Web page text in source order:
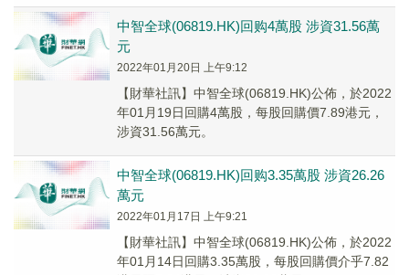
中智全球(06819.HK)回购4萬股 涉資31.56萬
元
2022年01月20日 上午9:12
【財華社訊】中智全球(06819.HK)公佈，於2022
年01月19日回購4萬股，每股回購價7.89港元，
涉資31.56萬元。
中智全球(06819.HK)回购3.35萬股 涉資26.26
萬元
2022年01月17日 上午9:21
【財華社訊】中智全球(06819.HK)公佈，於2022
年01月14日回購3.35萬股，每股回購價介乎7.82